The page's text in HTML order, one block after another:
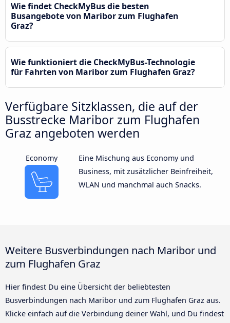
Wie findet CheckMyBus die besten
Busangebote von Maribor zum Flughafen
Graz?
Wie funktioniert die CheckMyBus-Technologie
für Fahrten von Maribor zum Flughafen Graz?
Verfügbare Sitzklassen, die auf der
Busstrecke Maribor zum Flughafen
Graz angeboten werden
Economy
Eine Mischung aus Economy und
Business, mit zusätzlicher Beinfreiheit,
WLAN und manchmal auch Snacks.
Weitere Busverbindungen nach Maribor und
zum Flughafen Graz
Hier findest Du eine Übersicht der beliebtesten
Busverbindungen nach Maribor und zum Flughafen Graz aus.
Klicke einfach auf die Verbindung deiner Wahl, und Du findest